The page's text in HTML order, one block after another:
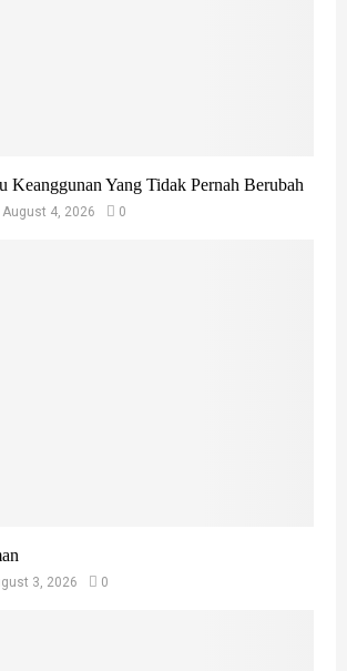
Keanggunan Yang Tidak Pernah Berubah
August 4, 2026 0
3, 2026 0